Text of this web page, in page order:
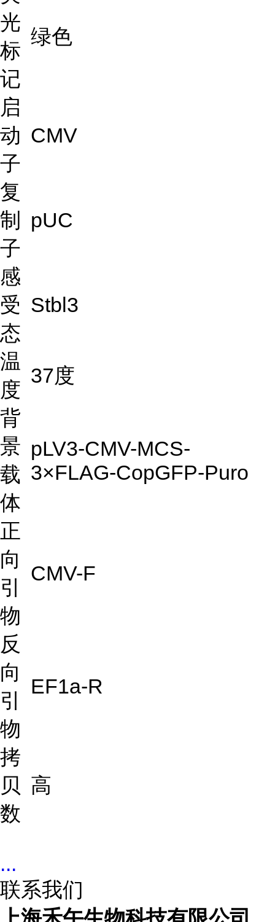
光
标
记
绿色
启
动
子
CMV
复
制
子
pUC
感
受
态
Stbl3
温
度
37度
背
景
载
体
pLV3-CMV-MCS-
3×FLAG-CopGFP-Puro
正
向
引
物
CMV-F
反
向
引
物
EF1a-R
拷
贝
数
高
...
联系我们